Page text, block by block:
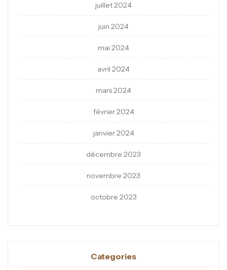
juillet 2024
juin 2024
mai 2024
avril 2024
mars 2024
février 2024
janvier 2024
décembre 2023
novembre 2023
octobre 2023
Categories